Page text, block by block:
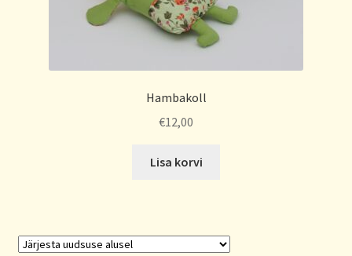
Hambakoll
€12,00
Lisa korvi